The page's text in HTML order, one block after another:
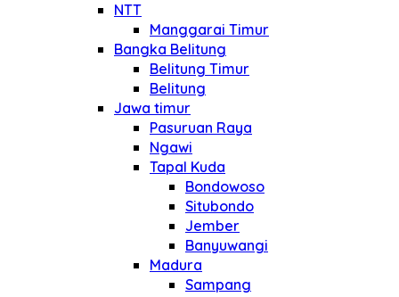
NTT
Manggarai Timur
Bangka Belitung
Belitung Timur
Belitung
Jawa timur
Pasuruan Raya
Ngawi
Tapal Kuda
Bondowoso
Situbondo
Jember
Banyuwangi
Madura
Sampang